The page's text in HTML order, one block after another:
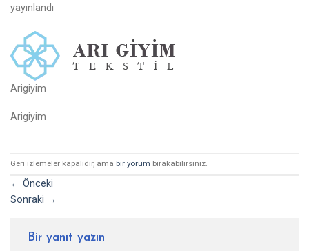
yayınlandı
Arigiyim
Arigiyim
Geri izlemeler kapalıdır, ama bir yorum bırakabilirsiniz.
← Önceki
Sonraki →
Bir yanıt yazın